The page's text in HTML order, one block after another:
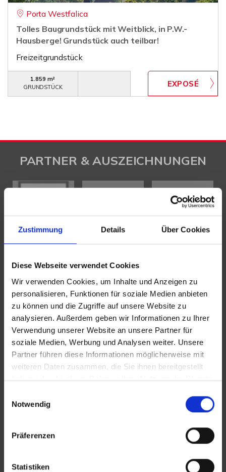
Zustimmung Details Über Cookies
Diese Webseite verwendet Cookies
Wir verwenden Cookies, um Inhalte und Anzeigen zu
personalisieren, Funktionen für soziale Medien anbieten
zu können und die Zugriffe auf unsere Website zu
analysieren. Außerdem geben wir Informationen zu Ihrer
Verwendung unserer Website an unsere Partner für
soziale Medien, Werbung und Analysen weiter. Unsere
Partner führen diese Informationen möglicherweise mit
weiteren Daten zusammen, die Sie ihnen bereitgestellt
haben oder die sie im Rahmen Ihrer Nutzung der Dienste
Notwendig
Präferenzen
Statistiken
Porta Westfalica
Tolles Baugrundstück mit Weitblick, in P.W.-
Hausberge! Grundstück auch teilbar!
Freizeitgrundstück
1.859 m²
GRUNDSTÜCK
PARTNER & AUSZEICHNUNGEN
KONTAKT
WeserBergland Immobilien
Portastraße 36
32457 Porta Westfalica
Tel.:0571 - 597 265 17
Web: www.wb-immobilien.de